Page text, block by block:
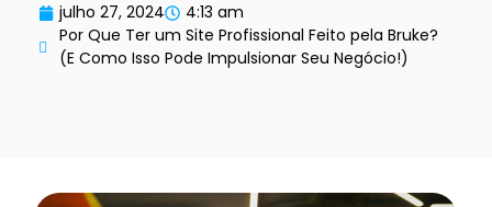
julho 27, 2024
4:13 am
Por Que Ter um Site Profissional Feito pela Bruke?
(E Como Isso Pode Impulsionar Seu Negócio!)